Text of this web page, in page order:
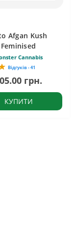
Afgan Kush
Feminised
Cannabis
Відгуків - 41
грн.
КУПИТИ